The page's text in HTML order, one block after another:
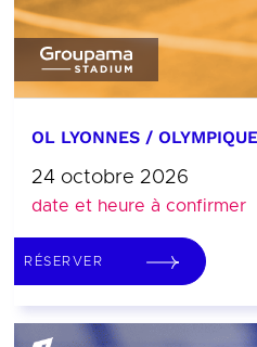
OL LYONNES /
24 octobre 2026
date et heure à confirmer
RÉSERVER